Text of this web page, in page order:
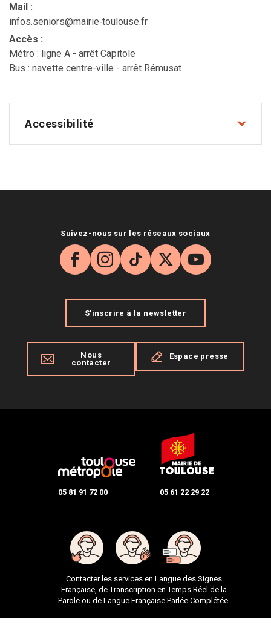
Mail :
infos.seniors@mairie‐toulouse.fr
Accès :
Métro : ligne A - arrêt Capitole
Bus : navette centre-ville - arrêt Rémusat
Accessibilité
05 81 91 72 00 05 61 22 29 22
Contacter les services en Langue des Signes
Française, de Transcription en Temps Réel de la
Parole ou de Langue Française Parlée Complétée.
Suivez-nous sur les réseaux sociaux
Facebook
Instagram
TikTok
X YouTube
S'inscrire à la newsletter
Nous
contacter
Espace presse